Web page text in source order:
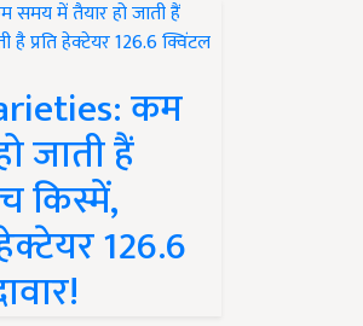
कम
जाती हैं
किस्में,
126.6